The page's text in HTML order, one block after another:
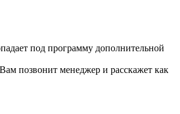
под программу дополнительной
позвонит менеджер и расскажет как